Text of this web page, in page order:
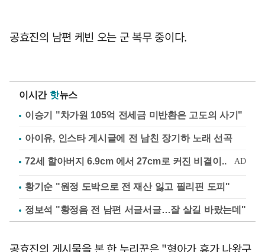
공효진의 남편 케빈 오는 군 복무 중이다.
이시간 핫뉴스
이승기 "차가원 105억 전세금 미반환은 고도의 사기"
아이유, 인스타 게시글에 전 남친 장기하 노래 선곡
황기순 "원정 도박으로 전 재산 잃고 필리핀 도피"
정보석 "황정음 전 남편 서글서글…잘 살길 바랐는데"
공효진의 게시물을 본 한 누리꾼은 "형아가 휴가 나왔구